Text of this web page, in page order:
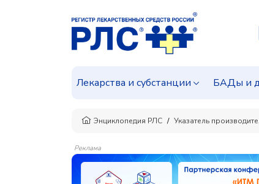
Лекарства и субстанции БАДы и
Энциклопедия РЛС Указатель
Реклама